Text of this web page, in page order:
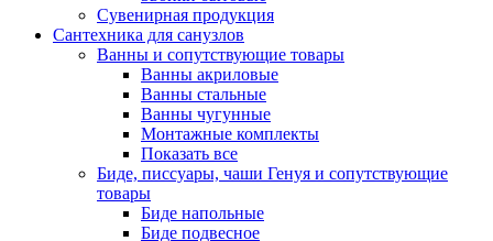
Сувенирная продукция
Сантехника для санузлов
Ванны и сопутствующие товары
Ванны акриловые
Ванны стальные
Ванны чугунные
Монтажные комплекты
Показать все
Биде, писсуары, чаши Генуя и сопутствующие
товары
Биде напольные
Биде подвесное